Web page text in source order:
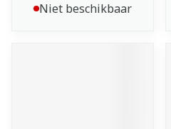
Niet beschikbaar